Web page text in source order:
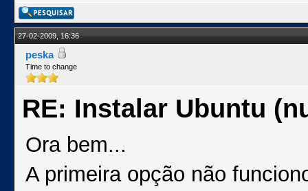
27-02-2009, 16:36
peska
Time to change
RE: Instalar Ubuntu
Ora bem...
A primeira opção não